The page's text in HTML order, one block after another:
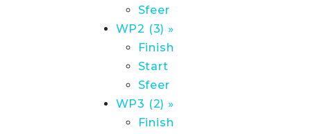
Sfeer
WP2 (3) »
Finish
Start
Sfeer
WP3 (2) »
Finish